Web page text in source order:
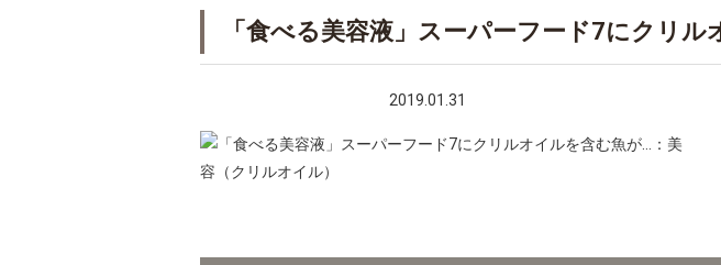
「食べる美容液」スーパーフード7にクリ
2019.01.31